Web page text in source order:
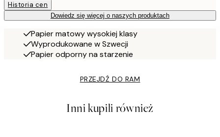
Historia cen
Dowiedz się więcej o naszych produktach
Papier matowy wysokiej klasy
Wyprodukowane w Szwecji
Papier odporny na starzenie
PRZEJDŹ DO RAM
Inni kupili również